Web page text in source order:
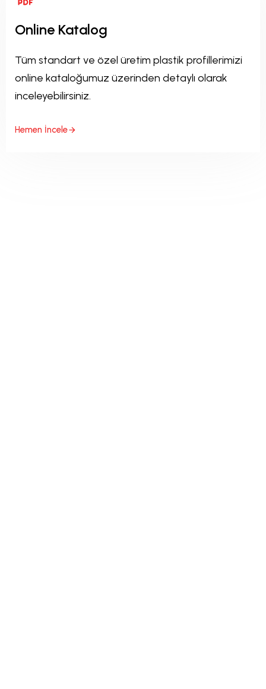
Online Katalog
Tüm standart ve özel üretim plastik profillerimizi
online kataloğumuz üzerinden detaylı olarak
inceleyebilirsiniz.
Hemen İncele